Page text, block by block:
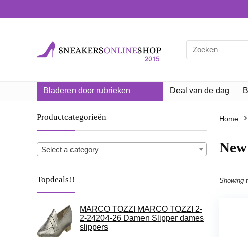
Search
for:
Bladeren door rubrieken Deal van de dag
Productcategorieën
Select a category
Topdeals!!
MARCO TOZZI MARCO TOZZI 2-
2-24204-26 Damen Slipper dames
slippers
Home
Showing